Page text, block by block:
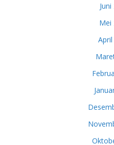
Mei